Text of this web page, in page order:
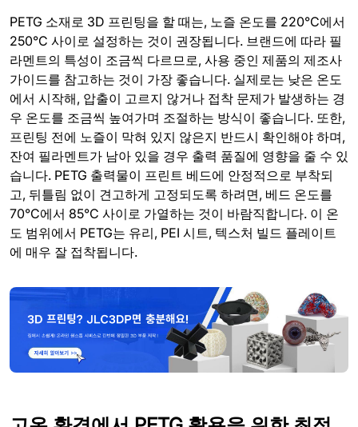
PETG 소재로 3D 프린팅을 할 때는, 노즐 온도를 220°C에서
250°C 사이로 설정하는 것이 권장됩니다. 브랜드에 따라 필
라멘트의 특성이 조금씩 다르므로, 사용 중인 제품의 제조사
가이드를 참고하는 것이 가장 좋습니다. 실제로는 낮은 온도
에서 시작해, 압출이 고르지 않거나 접착 문제가 발생하는 경
우 온도를 조금씩 높여가며 조절하는 방식이 좋습니다. 또한,
프린팅 전에 노즐이 막혀 있지 않은지 반드시 확인해야 하며,
잔여 필라멘트가 남아 있을 경우 출력 품질에 영향을 줄 수 있
습니다. PETG 출력물이 프린트 베드에 안정적으로 부착되
고, 뒤틀림 없이 견고하게 고정되도록 하려면, 베드 온도를
70°C에서 85°C 사이로 가열하는 것이 바람직합니다. 이 온
도 범위에서 PETG는 유리, PEI 시트, 텍스처 빌드 플레이트
에 매우 잘 접착됩니다.